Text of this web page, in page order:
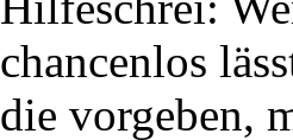
chancenlos
die vorgeben,